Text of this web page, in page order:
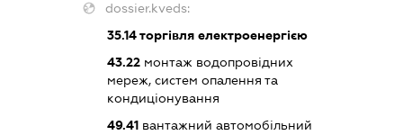
dossier.kveds:
35.14торгівля електроенергією
43.22 монтаж водопровідних
мереж, систем опалення та
кондиціонування
49.41 вантажний автомобільний